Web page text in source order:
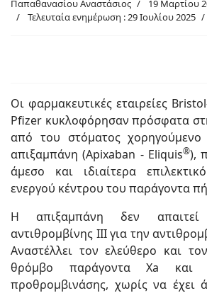
Παπαθανασίου Αναστάσιος
19 Μαρτίου
Τελευταία ενημέρωση : 29 Ιουλίου 2025
Οι φαρμακευτικές εταιρείες
Pfizer κυκλοφόρησαν πρόσφατα
από του στόματος χορηγούμενο
απιξαμπάνη (Apixaban - Eliquis®),
άμεσο και ιδιαίτερα
ενεργού κέντρου του παράγοντα
Η απιξαμπάνη δεν
αντιθρομβίνης ΙΙΙ για την
Αναστέλλει τον ελεύθερο και
θρόμβο παράγοντα Xa
προθρομβινάσης, χωρίς να έχει